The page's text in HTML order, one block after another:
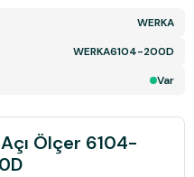
WERKA
WERKA6104-200D
Var
Ölçer 6104-